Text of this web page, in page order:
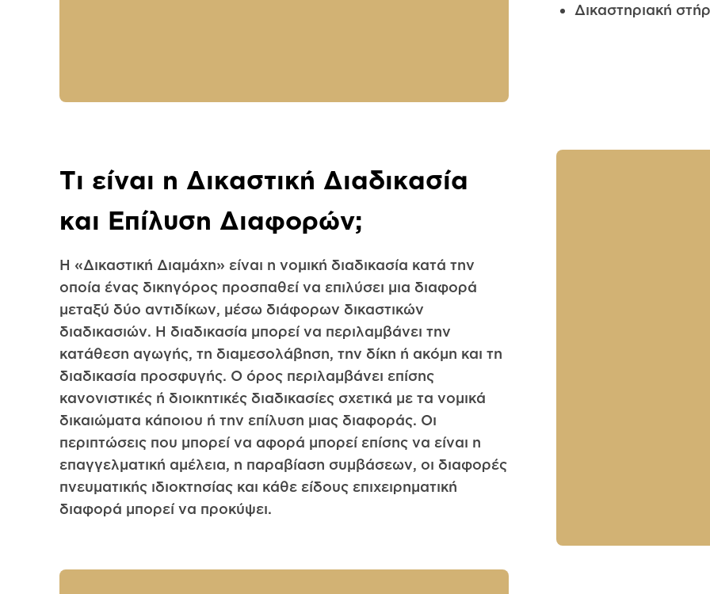
Δικαστηριακή
Τι είναι η Δικαστική Διαδικασία
και Επίλυση Διαφορών;
Η «Δικαστική Διαμάχη» είναι η νομική διαδικασία κατά την
οποία ένας δικηγόρος προσπαθεί να επιλύσει μια διαφορά
μεταξύ δύο αντιδίκων, μέσω διάφορων δικαστικών
διαδικασιών. Η διαδικασία μπορεί να περιλαμβάνει την
κατάθεση αγωγής, τη διαμεσολάβηση, την δίκη ή ακόμη και τη
διαδικασία προσφυγής. Ο όρος περιλαμβάνει επίσης
κανονιστικές ή διοικητικές διαδικασίες σχετικά με τα νομικά
δικαιώματα κάποιου ή την επίλυση μιας διαφοράς. Οι
περιπτώσεις που μπορεί να αφορά μπορεί επίσης να είναι η
επαγγελματική αμέλεια, η παραβίαση συμβάσεων, οι διαφορές
πνευματικής ιδιοκτησίας και κάθε είδους επιχειρηματική
διαφορά μπορεί να προκύψει.